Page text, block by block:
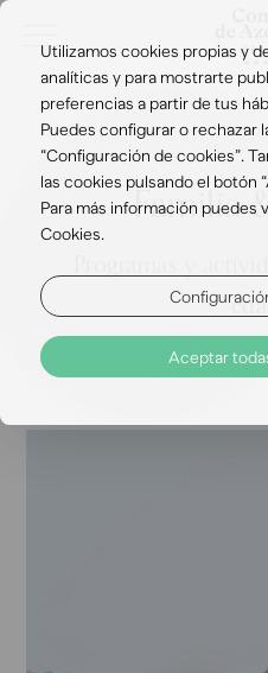
Familia
Utilizamos cookies propias y
analíticas y para mostrarte
preferencias a partir de tus
Puedes configurar o rechazar
“Configuración de cookies”.
las cookies pulsando el botón
Para más información puedes
Cookies.
Aceptar